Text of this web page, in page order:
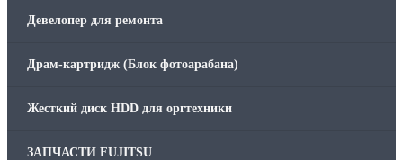
Девелопер для ремонта
Драм-картридж (Блок фотоарабана)
Жесткий диск HDD для оргтехники
ЗАПЧАСТИ FUJITSU